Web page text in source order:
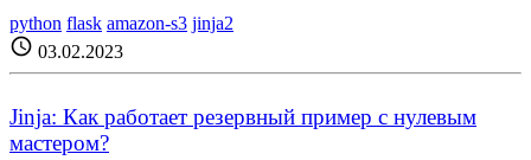
python flask amazon-s3 jinja2
schedule 03.02.2023
Jinja: Как работает резервный пример с нулевым
мастером?